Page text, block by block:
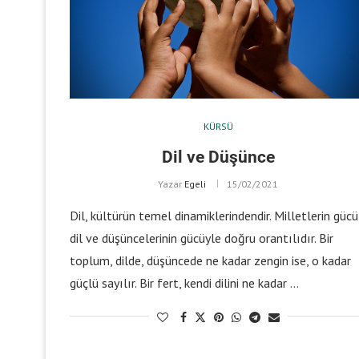
KÜRSÜ
Dil ve Düşünce
Yazar Egeli 15/02/2021
Dil, kültürün temel dinamiklerindendir. Milletlerin
dil ve düşüncelerinin gücüyle doğru orantılıdır. Bir
toplum, dilde, düşüncede ne kadar zengin ise, o kadar
güçlü sayılır. Bir fert, kendi dilini ne kadar …